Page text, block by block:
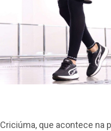
que acontece na